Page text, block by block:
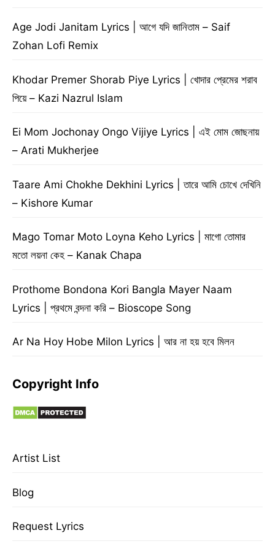
Age Jodi Janitam Lyrics | আগে যদি জানিতাম – Saif
Zohan Lofi Remix
Khodar Premer Shorab Piye Lyrics | খোদার প্রেমের শরাব
পিয়ে – Kazi Nazrul Islam
Ei Mom Jochonay Ongo Vijiye Lyrics | এই মোম জোছনায়
– Arati Mukherjee
Taare Ami Chokhe Dekhini Lyrics | তারে আমি চোখে দেখিনি
– Kishore Kumar
Mago Tomar Moto Loyna Keho Lyrics | মাগো তোমার
মতো লয়না কেহ – Kanak Chapa
Prothome Bondona Kori Bangla Mayer Naam
Lyrics | প্রথমে বন্দনা করি – Bioscope Song
Ar Na Hoy Hobe Milon Lyrics | আর না হয় হবে মিলন
Copyright Info
Artist List
Blog
Request Lyrics